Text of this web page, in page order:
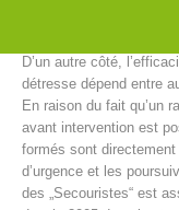
encore en cas de
D’un autre côté,
détresse dépend entre
En raison du fait qu’un
avant intervention est
formés sont
d’urgence et les
des „Secouristes“ est